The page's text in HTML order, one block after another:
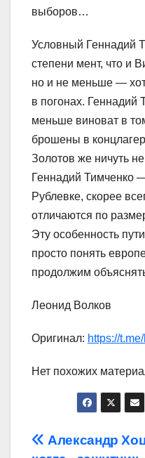
выборов…
Условный Геннадий
степени мент, что и
но и не меньше —
в погонах. Геннадий
меньше виноват в
брошены в
Золотов же ничуть
Геннадий Тимченко
Рублевке, скорее
отличаются по
Эту особенность
просто понять
продолжим
Леонид Волков
Оригинал: https://
Нет похожих
Александр